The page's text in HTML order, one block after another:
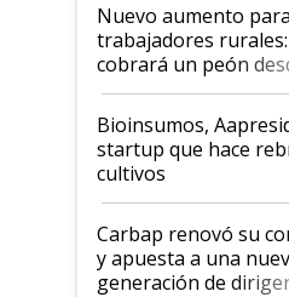
Nuevo aumento
trabajadores
cobrará un peón
Bioinsumos,
startup que hace
cultivos
Carbap renovó su
y apuesta a una
generación de